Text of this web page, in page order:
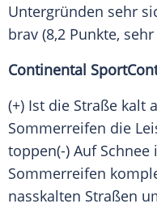
Untergründen sehr
brav (8,2 Punkte,
Continental
(+) Ist die Straße kalt
Sommerreifen die
toppen(-) Auf Schnee
Sommerreifen
nasskalten Straßen